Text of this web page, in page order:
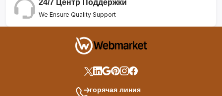
24/7 Центр Поддержки
We Ensure Quality Support
горячая линия